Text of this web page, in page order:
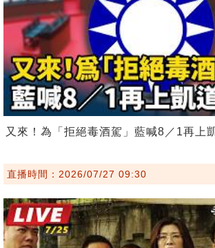
又來！為「拒絕毒酒駕」藍喊8／1再上
直播時間：2026/07/27 09:30